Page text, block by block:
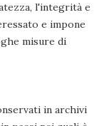
l'integrità e
e impone
misure di
in archivi